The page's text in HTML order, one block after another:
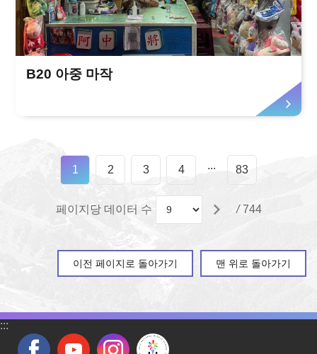
B20 아중 마작
1 2 3 4 ... 83
페이지당 데이터 수 / 744
이전 페이지로 돌아가기 맨 위로 돌아가기
:::